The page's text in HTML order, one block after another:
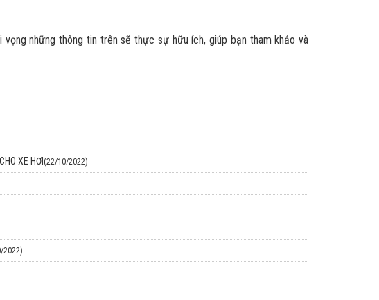
những thông tin trên sẽ thực sự hữu ích, giúp bạn tham khảo và
XE HƠI (22/10/2022)
2022)